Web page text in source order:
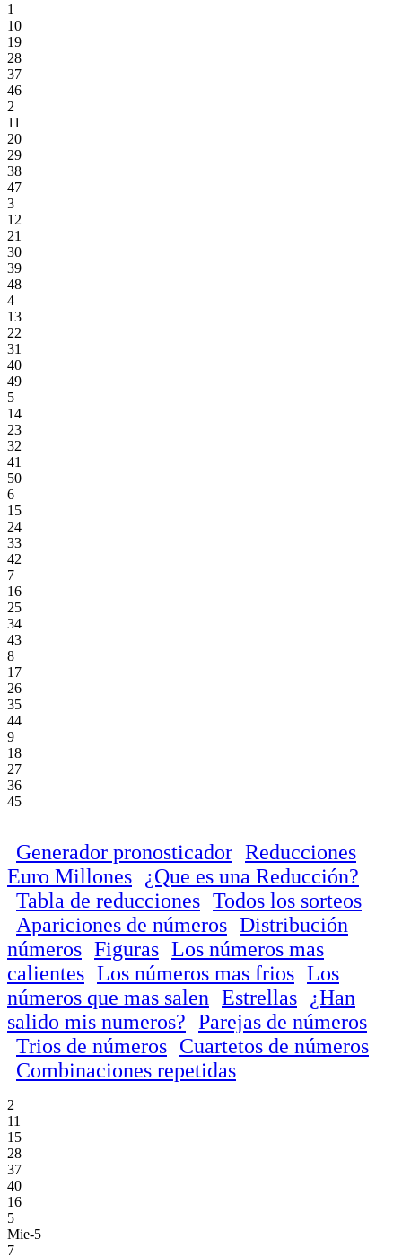
1
10
19
28
37
46
2
11
20
29
38
47
3
12
21
30
39
48
4
13
22
31
40
49
5
14
23
32
41
50
6
15
24
33
42
7
16
25
34
43
8
17
26
35
44
9
18
27
36
45
Generador pronosticador Reducciones
Euro Millones
¿Que es una Reducción?
Tabla de reducciones Todos los sorteos
Apariciones de números Distribución
números Figuras Los números mas
calientes Los números mas frios Los
números que mas salen Estrellas
¿Han
salido mis numeros? Parejas de números
Trios de números Cuartetos de números
Combinaciones repetidas
2
11
15
28
37
40
16
5
Mie-5
7